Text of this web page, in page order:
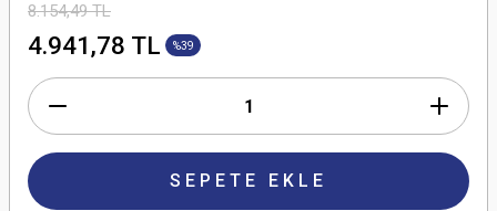
8.154,49 TL
4.941,78 TL %39
SEPETE EKLE